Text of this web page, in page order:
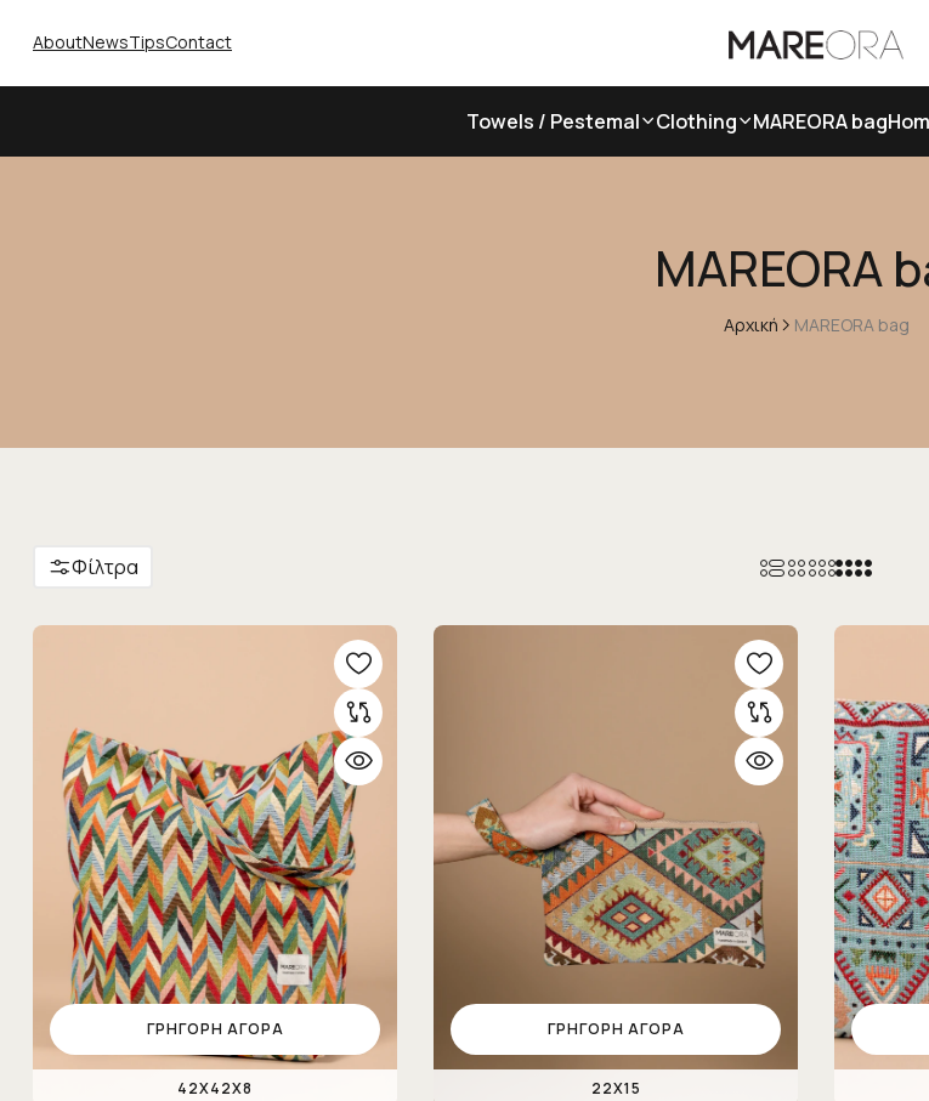
AboutNewsTipsContact
Towels / Pestemal Clothing MAREORA bag
MAREORA
Αρχική MAREORA bag
Φίλτρα
42X42X8
ΓΡΉΓΟΡΗ ΑΓΟΡΆ
22X15
ΓΡΉΓΟΡΗ ΑΓΟΡΆ